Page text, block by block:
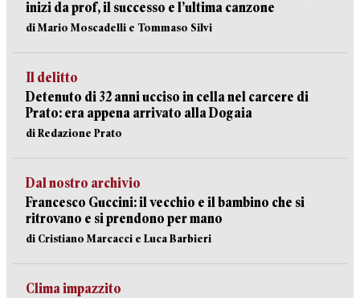
inizi da prof, il successo e l’ultima canzone
di Mario Moscadelli e Tommaso Silvi
Il delitto
Detenuto di 32 anni ucciso in cella nel carcere di
Prato: era appena arrivato alla Dogaia
di Redazione Prato
Dal nostro archivio
Francesco Guccini: il vecchio e il bambino che si
ritrovano e si prendono per mano
di Cristiano Marcacci e Luca Barbieri
Clima impazzito